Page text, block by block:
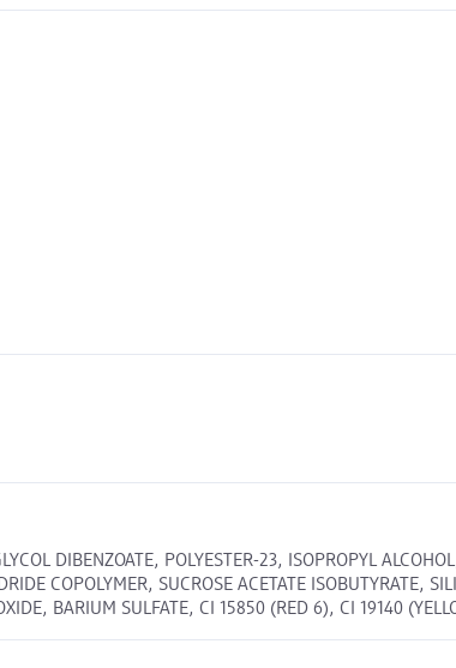
DIBENZOATE, POLYESTER-23, ISOPROPYL
COPOLYMER, SUCROSE ACETATE ISOBUTYRATE,
BARIUM SULFATE, CI 15850 (RED 6), CI 19140